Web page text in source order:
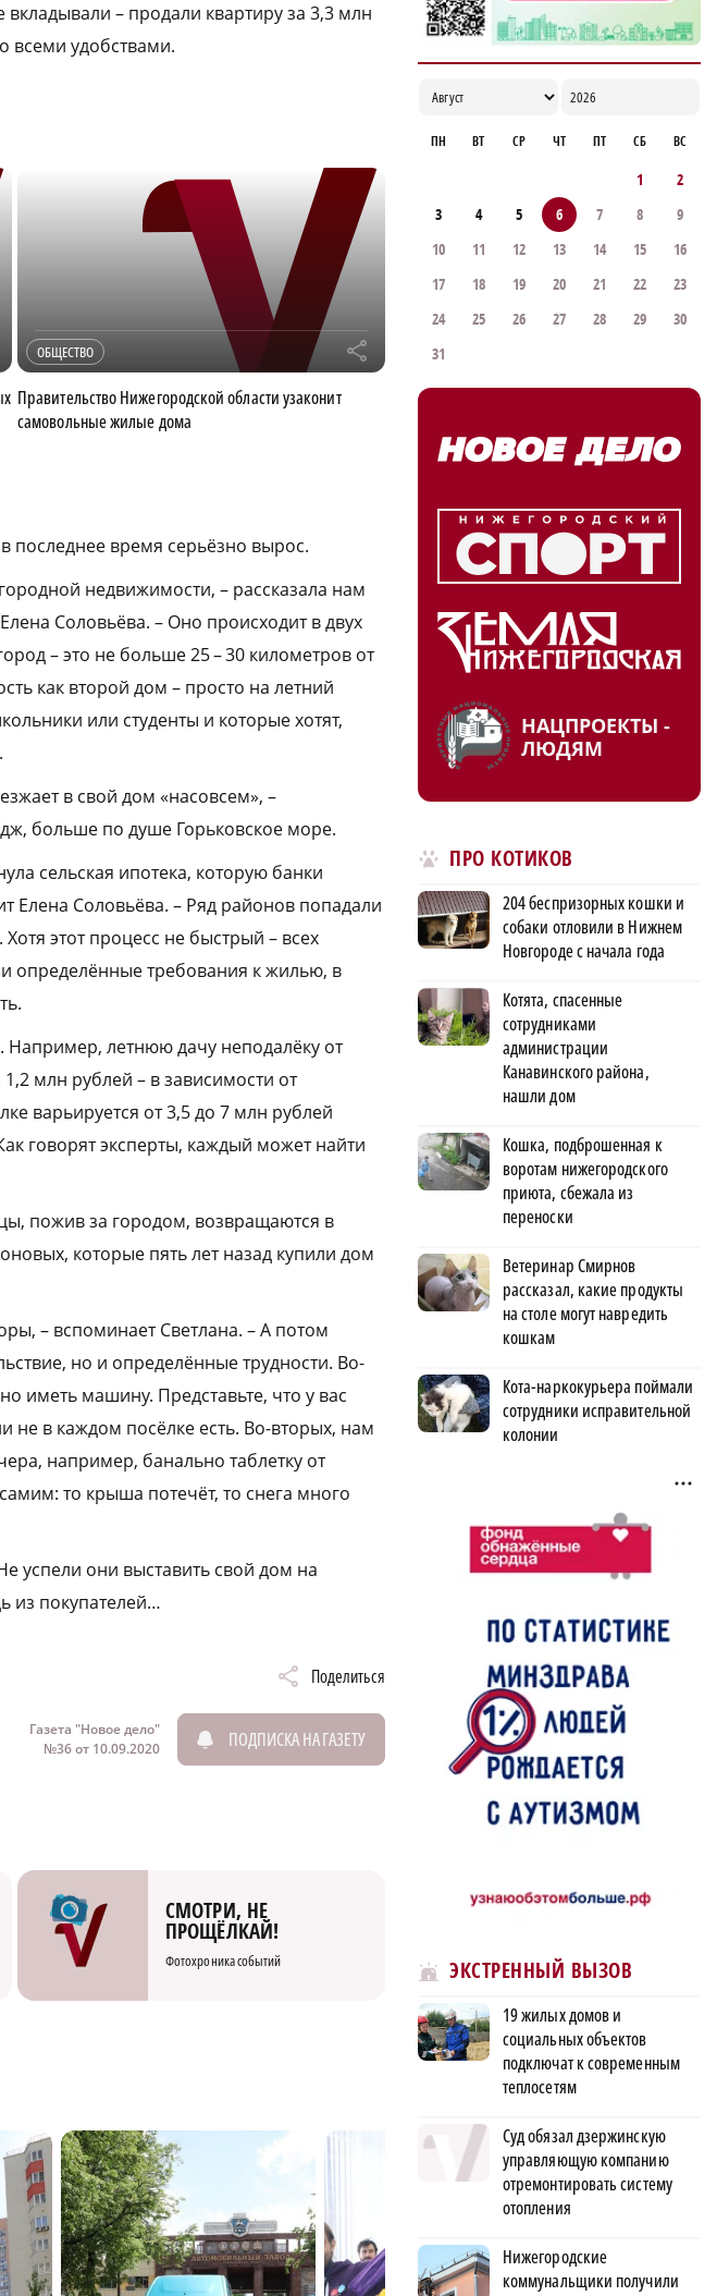
– продали квартиру за 3,3 млн
всеми удобствами.
ОБЩЕСТВО r
Правительство Нижегородской области узаконит
самовольные жилые дома
последнее время серьёзно вырос.
недвижимости, – рассказала нам
Соловьёва. – Оно происходит в двух
– это не больше 25 – 30 километров от
как второй дом – просто на летний
или студенты и которые хотят,
в свой дом «насовсем», –
больше по душе Горьковское море.
сельская ипотека, которую банки
Елена Соловьёва. – Ряд районов попадали
этот процесс не быстрый – всех
определённые требования к жилью, в
летнюю дачу неподалёку от
млн рублей – в зависимости от
варьируется от 3,5 до 7 млн рублей
говорят эксперты, каждый может найти
пожив за городом, возвращаются в
которые пять лет назад купили дом
– вспоминает Светлана. – А потом
но и определённые трудности. Во-
иметь машину. Представьте, что у вас
не в каждом посёлке есть. Во-вторых, нам
например, банально таблетку от
то крыша потечёт, то снега много
успели они выставить свой дом на
из покупателей…
Поделиться
Газета "Новое дело"
№36 от 10.09.2020
ПОДПИСКА НА ГАЗЕТУ
СМОТРИ, НЕ
ПРОЩЁЛКАЙ!
Фотохроника событий
ПН ВТ СР ЧТ ПТ СБ ВС
1
2
3
4 5 6 7 8
9
10
11 12 13 14 15
16
17
18 19 20 21 22
23
24
25 26 27 28 29
30
31
НАЦПРОЕКТЫ -
ЛЮДЯМ
ПРО КОТИКОВ
204 беспризорных кошки и
собаки отловили в Нижнем
Новгороде с начала года
Котята, спасенные
сотрудниками
администрации
Канавинского района,
нашли дом
Кошка, подброшенная к
воротам нижегородского
приюта, сбежала из
переноски
Ветеринар Смирнов
рассказал, какие продукты
на столе могут навредить
кошкам
Кота-наркокурьера поймали
сотрудники исправительной
колонии
ЭКСТРЕННЫЙ ВЫЗОВ
19 жилых домов и
социальных объектов
подключат к современным
теплосетям
Суд обязал дзержинскую
управляющую компанию
отремонтировать систему
отопления
Нижегородские
коммунальщики получили